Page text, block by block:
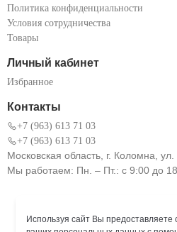
Политика конфиденциальности
Условия сотрудничества
Товары
Личный кабинет
Избранное
Контакты
+7 (963) 613 71 03
+7 (963) 613 71 03
Московская область, г. Коломна,
Мы работаем: Пн. – Пт.: с 9:00 до
Используя сайт Вы предоставляете